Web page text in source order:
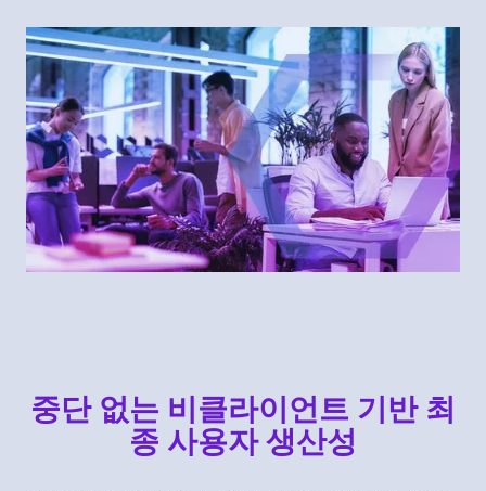
중단 없는 비클라이언트 기반 최
종 사용자 생산성